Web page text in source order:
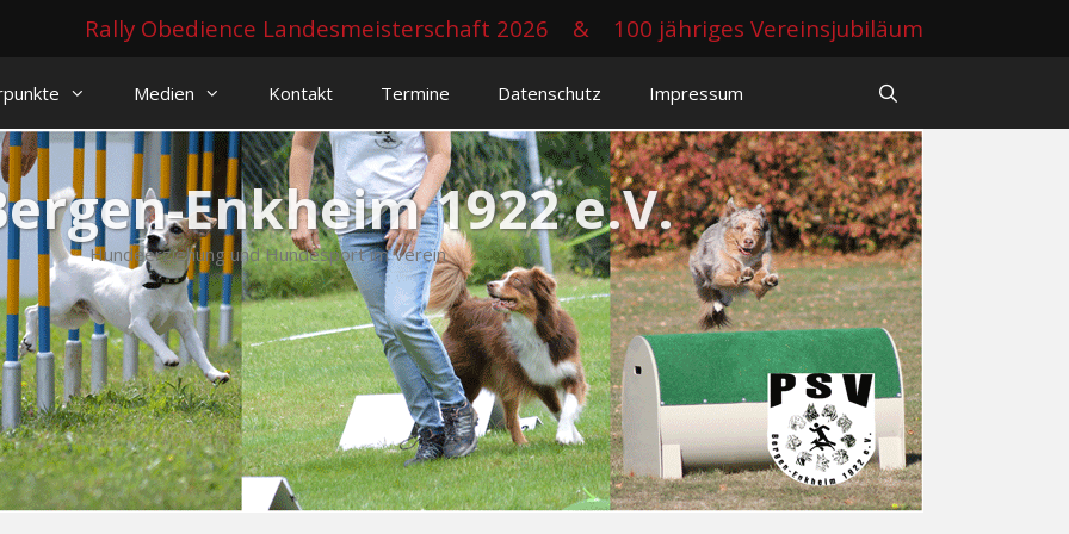
Rally Obedience Landesmeisterschaft 2026 & 100 jähriges Vereinsjubiläum
Medien Kontakt Termine Datenschutz Impressum
Enkheim 1922 e.V.
Hundeerziehung und Hundesport im Verein